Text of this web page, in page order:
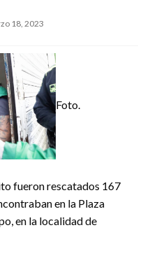
18, 2023
Foto.
fueron rescatados 167
en la Plaza
en la localidad de